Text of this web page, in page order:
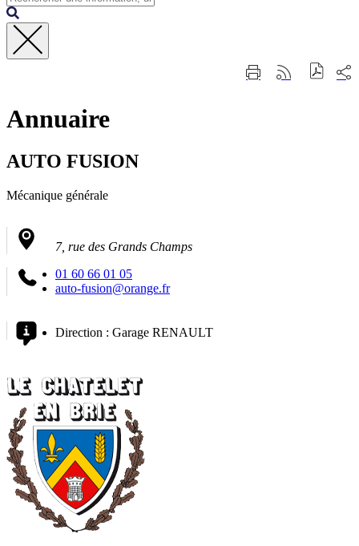
Fermer
ImprimerGénérer
sur
Annuaire
AUTO FUSION
Mécanique générale
7, rue des Grands Champs
01 60 66 01 05
auto-fusion@orange.fr
Direction : Garage RENAULT